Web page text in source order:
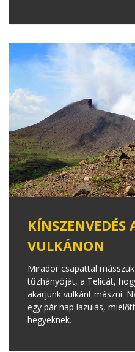
KÍNSZENVEDÉS
VULKÁNON
Mirador csapattal
tűzhányóját, a Telicát,
akarjunk vulkánt mászni.
egy pár nap lazulás,
hegyeknek.